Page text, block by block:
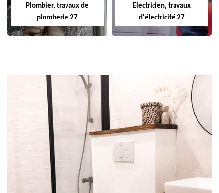
Plombier, travaux de
plomberie 27
Electricien, travaux
d'électricité 27